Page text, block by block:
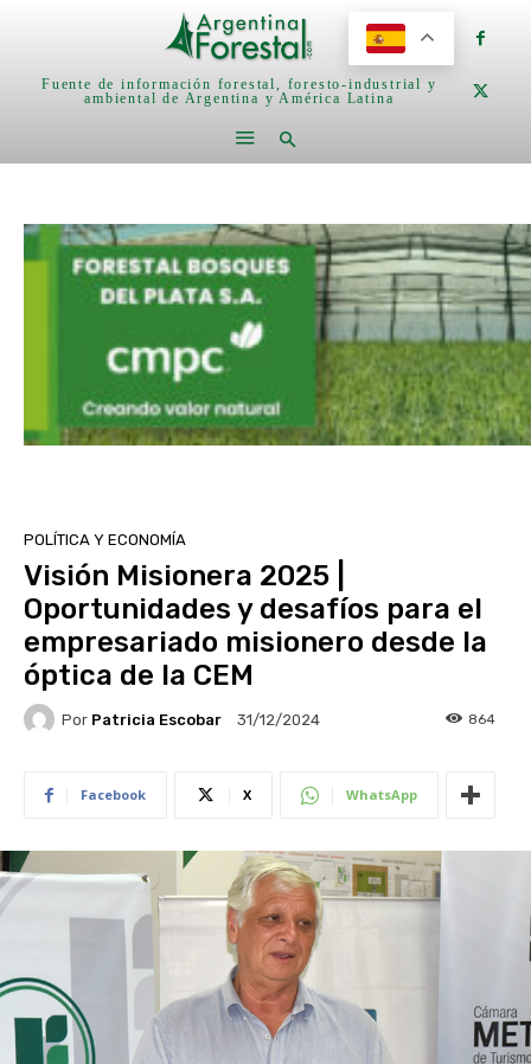
Fuente de información forestal, foresto-industrial y
ambiental de Argentina y América Latina
POLÍTICA Y ECONOMÍA
Visión Misionera 2025 |
Oportunidades y desafíos para el
empresariado misionero desde la
óptica de la CEM
Por Patricia Escobar 31/12/2024 864
Facebook X WhatsApp